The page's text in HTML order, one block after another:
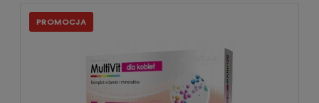
PROMOCJA